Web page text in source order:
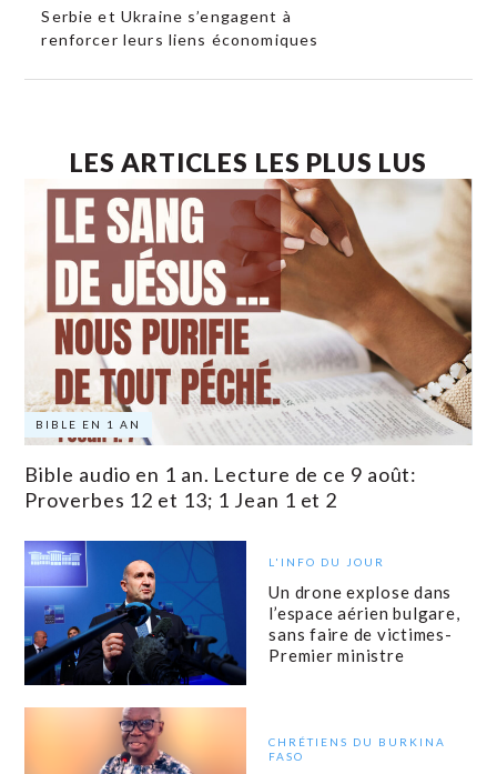
Serbie et Ukraine s’engagent à
renforcer leurs liens économiques
LES ARTICLES LES PLUS LUS
BIBLE EN 1 AN
Bible audio en 1 an. Lecture de ce 9 août:
Proverbes 12 et 13; 1 Jean 1 et 2
L'INFO DU JOUR
Un drone explose dans
l’espace aérien bulgare,
sans faire de victimes-
Premier ministre
CHRÉTIENS DU BURKINA
FASO